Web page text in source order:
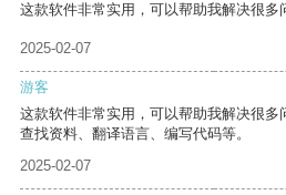
这款软件非常实用，可以帮助我解决很多
2025-02-07
游客
这款软件非常实用，可以帮助我解决很
查找资料、翻译语言、编写代码等。
2025-02-07